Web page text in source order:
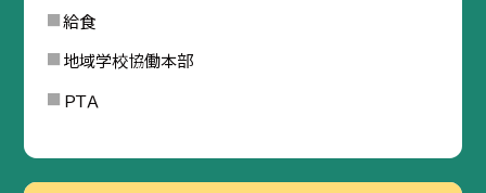
給食
地域学校協働本部
ＰＴＡ